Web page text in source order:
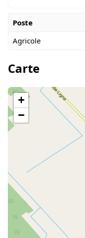
Poste
Agricole
Carte
+
−